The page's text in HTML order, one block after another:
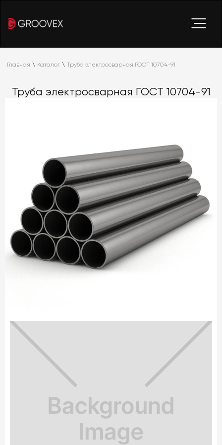
Главная \ Каталог \ Труба электросварная ГОСТ 10704-91
Труба электросварная ГОСТ 10704-91